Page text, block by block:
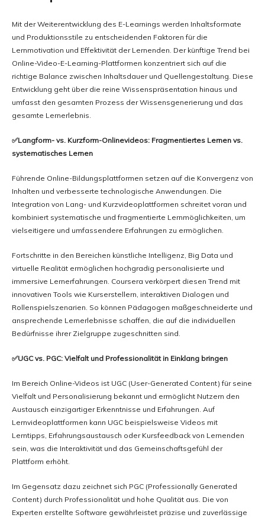
Mit der Weiterentwicklung des E-Learnings werden Inhaltsformate
und Produktionsstile zu entscheidenden Faktoren für die
Lernmotivation und Effektivität der Lernenden. Der künftige Trend bei
Online-Video-E-Learning-Plattformen konzentriert sich auf die
richtige Balance zwischen Inhaltsdauer und Quellengestaltung. Diese
Entwicklung geht über die reine Wissenspräsentation hinaus und
umfasst den gesamten Prozess der Wissensgenerierung und das
gesamte Lernerlebnis.
✅Langform- vs. Kurzform-Onlinevideos: Fragmentiertes Lernen vs.
systematisches Lernen
Führende Online-Bildungsplattformen setzen auf die Konvergenz von
Inhalten und verbesserte technologische Anwendungen. Die
Integration von Lang- und Kurzvideoplattformen schreitet voran und
kombiniert systematische und fragmentierte Lernmöglichkeiten, um
vielseitigere und umfassendere Erfahrungen zu ermöglichen.
Fortschritte in den Bereichen künstliche Intelligenz, Big Data und
virtuelle Realität ermöglichen hochgradig personalisierte und
immersive Lernerfahrungen. Coursera verkörpert diesen Trend mit
innovativen Tools wie Kurserstellern, interaktiven Dialogen und
Rollenspielszenarien. So können Pädagogen maßgeschneiderte und
ansprechende Lernerlebnisse schaffen, die auf die individuellen
Bedürfnisse ihrer Zielgruppe zugeschnitten sind.
✅UGC vs. PGC: Vielfalt und Professionalität in Einklang bringen
Im Bereich Online-Videos ist UGC (User-Generated Content) für seine
Vielfalt und Personalisierung bekannt und ermöglicht Nutzern den
Austausch einzigartiger Erkenntnisse und Erfahrungen. Auf
Lernvideoplattformen kann UGC beispielsweise Videos mit
Lerntipps, Erfahrungsaustausch oder Kursfeedback von Lernenden
sein, was die Interaktivität und das Gemeinschaftsgefühl der
Plattform erhöht.
Im Gegensatz dazu zeichnet sich PGC (Professionally Generated
Content) durch Professionalität und hohe Qualität aus. Die von
Experten erstellte Software gewährleistet präzise und zuverlässige